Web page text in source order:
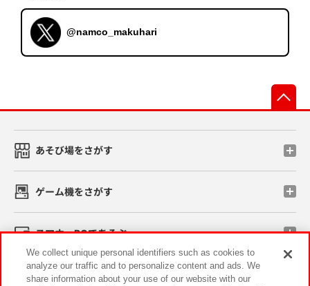
@namco_makuhari
あそび場をさがす
ゲーム機をさがす
スマホ・PCであそぶ
イベント・キャンペーン
We collect unique personal identifiers such as cookies to
analyze our traffic and to personalize content and ads. We
share information about your use of our website with our